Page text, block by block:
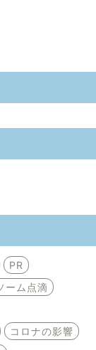
PR
ーム点滴
コロナの影響